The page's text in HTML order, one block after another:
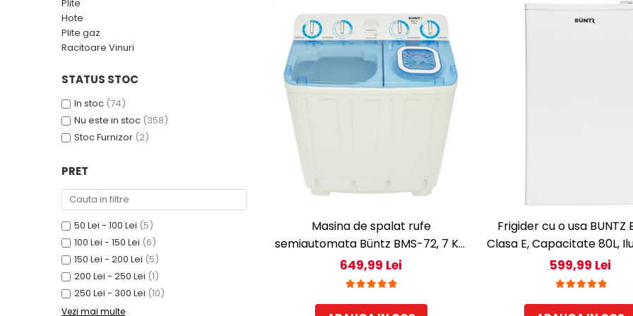
Accesorii masini de spalat
Uscatoare Rufe
Incorporabile
Plite incorporabile
Hote Insula
Racitoare Vinuri
Sandwich Maker
Prajitoare de Paine
Multicookere
Cuptoare electrice
Aparate de facut clatite
Aparate de facut vafe
Masini de facut paine
Masini de tocat
Oale si cratite
Oale sub presiune.
Aspiratoare
Aparate cafea si ceai
Espressoare
pentru casa
Furtunuri gradinarit.
Jocuri de societate
Jocuri Familie
Lampi de veghe copii
Mobilier exterior
Senzori gaz
Stiinta si experimente
Plite
Hote
Plite gaz
Racitoare Vinuri
STATUS STOC
In stoc (74)
Nu este in stoc (358)
Stoc Furnizor (2)
PRET
50 Lei - 100 Lei (5)
100 Lei - 150 Lei (6)
150 Lei - 200 Lei (5)
200 Lei - 250 Lei (1)
250 Lei - 300 Lei (10)
Vezi mai multe
Masina de spalat rufe
semiautomata Büntz BMS-72, 7 Kg,
Capacitate rufe stoarcere 5Kg, 330
W, Alb/Albastru
649,99 Lei
Frigider cu o usa BUNTZ
Clasa E, Capacitate 80L,
interioara, Compartiment
H 83 cm, Alb
599,99 Lei